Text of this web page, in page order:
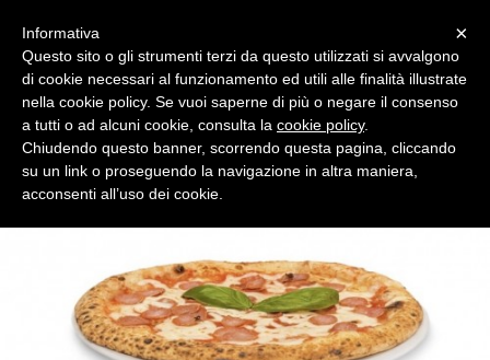
PIZZANDO GASTRO PIZZERIA
INNOVAZIONE, RICERCA, ARMONIA, ELEGANZA,,,,, CONCEPT DI
×
Informativa
Questo sito o gli strumenti terzi da questo utilizzati si avvalgono
di cookie necessari al funzionamento ed utili alle finalità illustrate
nella cookie policy. Se vuoi saperne di più o negare il consenso
a tutti o ad alcuni cookie, consulta la cookie policy.
Chiudendo questo banner, scorrendo questa pagina, cliccando
su un link o proseguendo la navigazione in altra maniera,
acconsenti all’uso dei cookie.